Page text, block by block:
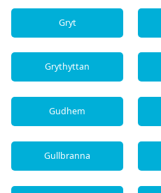
Gryt
Grythyttan
Gudhem
Gullbranna